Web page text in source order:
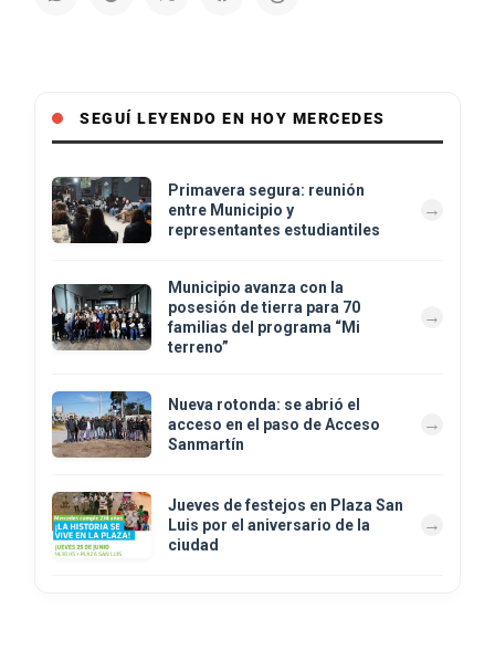
SEGUÍ LEYENDO EN HOY MERCEDES
Primavera segura: reunión
entre Municipio y
representantes estudiantiles
Municipio avanza con la
posesión de tierra para 70
familias del programa “Mi
terreno”
Nueva rotonda: se abrió el
acceso en el paso de Acceso
Sanmartín
Jueves de festejos en Plaza San
Luis por el aniversario de la
ciudad